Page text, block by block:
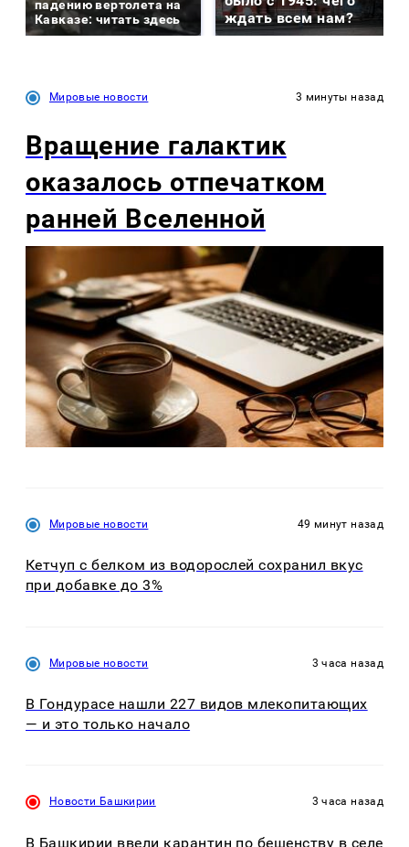
падению вертолета на
Кавказе: читать здесь
ждать всем нам?
Мировые новости 3 минуты назад
Вращение галактик
оказалось отпечатком
ранней Вселенной
Мировые новости 49 минут назад
Кетчуп с белком из водорослей сохранил вкус
при добавке до 3%
Мировые новости 3 часа назад
В Гондурасе нашли 227 видов млекопитающих
— и это только начало
Новости Башкирии 3 часа назад
В Башкирии ввели карантин по бешенству в селе